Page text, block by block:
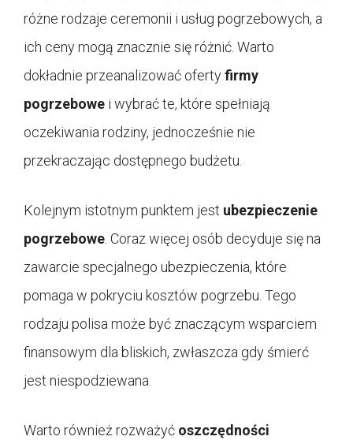
różne rodzaje ceremonii i usług pogrzebowych, a
ich ceny mogą znacznie się różnić. Warto
dokładnie przeanalizować ofertyfirmy
pogrzebowe i wybrać te, które spełniają
oczekiwania rodziny, jednocześnie nie
przekraczając dostępnego budżetu.
Kolejnym istotnym punktem jest ubezpieczenie
pogrzebowe. Coraz więcej osób decyduje się na
zawarcie specjalnego ubezpieczenia, które
pomaga w pokryciu kosztów pogrzebu. Tego
rodzaju polisa może być znaczącym wsparciem
finansowym dla bliskich, zwłaszcza gdy śmierć
jest niespodziewana.
Warto również rozważyć oszczędności